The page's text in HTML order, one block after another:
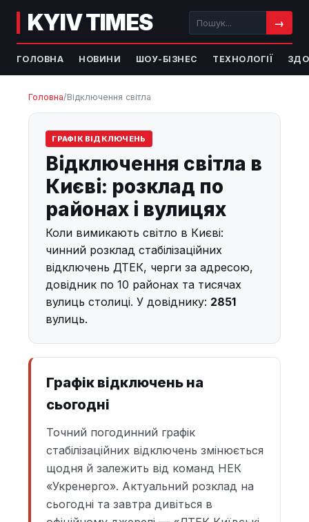
KYIV TIMES →
ГОЛОВНА НОВИНИ ШОУ-БІЗНЕС ТЕХНОЛОГІЇ
Головна/Відключення світла
ГРАФІК ВІДКЛЮЧЕНЬ
Відключення світла в
Києві: розклад по
районах і вулицях
Коли вимикають світло в Києві:
чинний розклад стабілізаційних
відключень ДТЕК, черги за адресою,
довідник по 10 районах та тисячах
вулиць столиці. У довіднику: 2851
вулиць.
Графік відключень на
сьогодні
Точний погодинний графік
стабілізаційних відключень змінюється
щодня й залежить від команд НЕК
«Укренерго». Актуальний розклад на
сьогодні та завтра дивіться в